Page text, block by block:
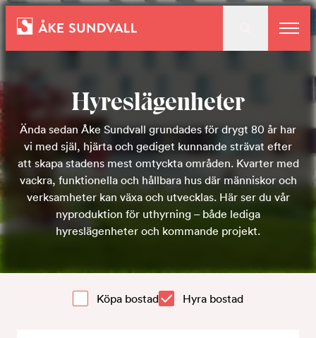
Bostäder
Lokaler och parkering
Entreprenad
Hyreslägenheter
Ända sedan Åke Sundvall grundades för drygt 80 år har
vi med själ, hjärta och gediget kunnande strävat efter
att skapa stadens mest omtyckta områden. Kvarter med
vackra, funktionella och hållbara hus där människor och
verksamheter kan växa och utvecklas. Här ser du vår
nyproduktion för uthyrning – både lediga
hyreslägenheter och kommande projekt.
Köpa bostad Hyra bostad